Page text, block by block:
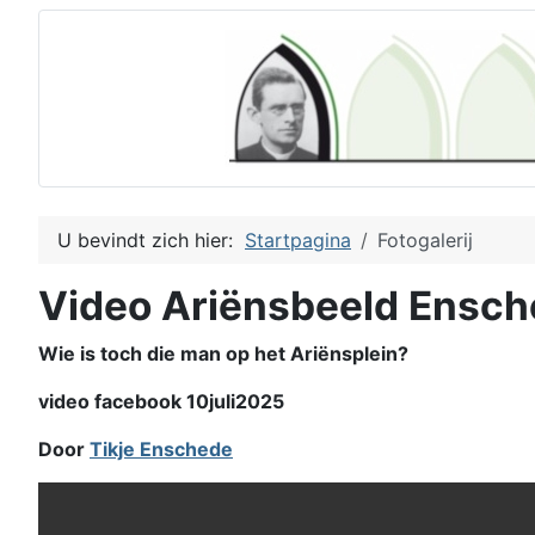
U bevindt zich hier: Startpagina Fotogalerij
Video Ariënsbeeld
Wie is toch die man op het Ariënsplein?
video facebook 10juli2025
Door Tikje Enschede